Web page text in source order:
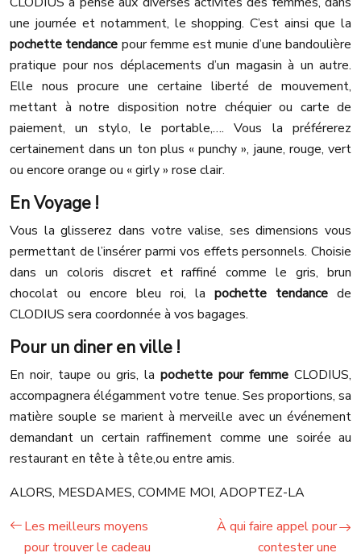
une journée et notamment, le shopping. C’est ainsi que la
pochette tendance pour femme est munie d’une bandoulière
pratique pour nos déplacements d’un magasin à un autre.
Elle nous procure une certaine liberté de mouvement,
mettant à notre disposition notre chéquier ou carte de
paiement, un stylo, le portable,…. Vous la préférerez
certainement dans un ton plus « punchy », jaune, rouge, vert
ou encore orange ou « girly » rose clair.
En Voyage !
Vous la glisserez dans votre valise, ses dimensions vous
permettant de l’insérer parmi vos effets personnels. Choisie
dans un coloris discret et raffiné comme le gris, brun
chocolat ou encore bleu roi, la pochette tendance de
CLODIUS sera coordonnée à vos bagages.
Pour un diner en ville !
En noir, taupe ou gris, la pochette pour femme CLODIUS,
accompagnera élégamment votre tenue. Ses proportions, sa
matière souple se marient à merveille avec un événement
demandant un certain raffinement comme une soirée au
restaurant en tête à tête,ou entre amis.
ALORS, MESDAMES, COMME MOI, ADOPTEZ-LA
Les meilleurs moyens
pour trouver le cadeau
À qui faire appel pour
contester une